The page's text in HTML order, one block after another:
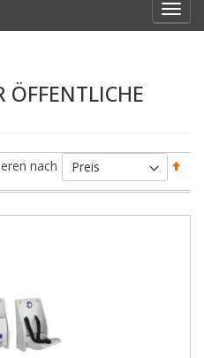
ÖFFENTLICHE
nach